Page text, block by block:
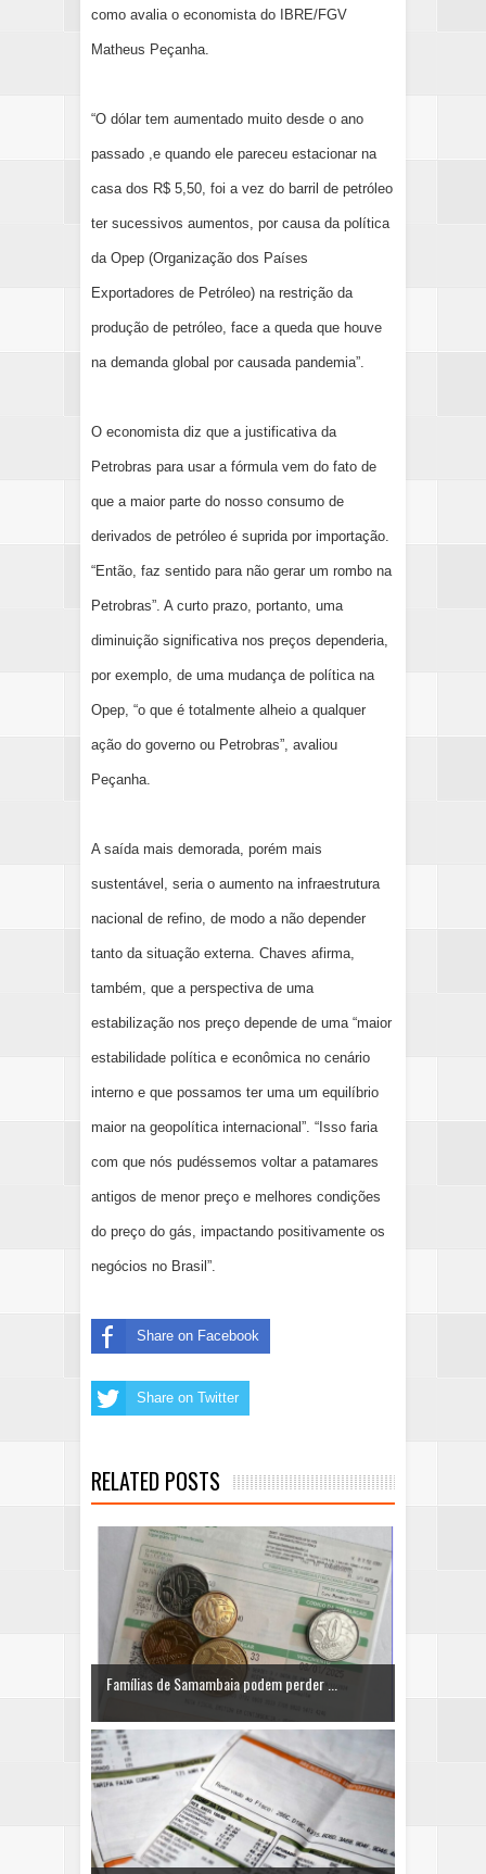
como avalia o economista do IBRE/FGV
Matheus Peçanha.
“O dólar tem aumentado muito desde o ano
passado ,e quando ele pareceu estacionar na
casa dos R$ 5,50, foi a vez do barril de petróleo
ter sucessivos aumentos, por causa da política
da Opep (Organização dos Países
Exportadores de Petróleo) na restrição da
produção de petróleo, face a queda que houve
na demanda global por causada pandemia”.
O economista diz que a justificativa da
Petrobras para usar a fórmula vem do fato de
que a maior parte do nosso consumo de
derivados de petróleo é suprida por importação.
“Então, faz sentido para não gerar um rombo na
Petrobras”. A curto prazo, portanto, uma
diminuição significativa nos preços dependeria,
por exemplo, de uma mudança de política na
Opep, “o que é totalmente alheio a qualquer
ação do governo ou Petrobras”, avaliou
Peçanha.
A saída mais demorada, porém mais
sustentável, seria o aumento na infraestrutura
nacional de refino, de modo a não depender
tanto da situação externa. Chaves afirma,
também, que a perspectiva de uma
estabilização nos preço depende de uma “maior
estabilidade política e econômica no cenário
interno e que possamos ter uma um equilíbrio
maior na geopolítica internacional”. “Isso faria
com que nós pudéssemos voltar a patamares
antigos de menor preço e melhores condições
do preço do gás, impactando positivamente os
negócios no Brasil”.
Share on Facebook
Share on Twitter
RELATED POSTS
Famílias de Samambaia podem perder ...